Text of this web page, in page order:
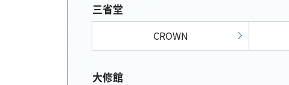
三省堂
CROWN
大修館